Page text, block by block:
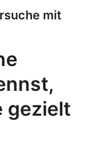
mit
gezielt